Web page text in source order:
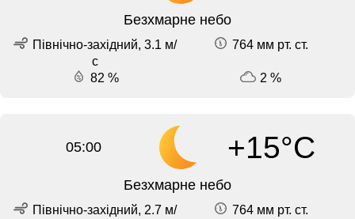
Безхмарне небо
Північно-західний, 3.1 м/
с
764 мм рт. ст.
82 % 2 %
05:00 +15°C
Безхмарне небо
Північно-західний, 2.7 м/
764 мм рт. ст.